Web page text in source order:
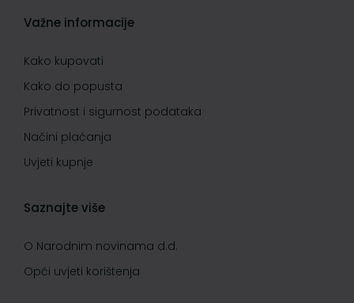
Važne informacije
Kako kupovati
Kako do popusta
Privatnost i sigurnost podataka
Načini plaćanja
Uvjeti kupnje
Saznajte više
O Narodnim novinama d.d.
Opći uvjeti korištenja